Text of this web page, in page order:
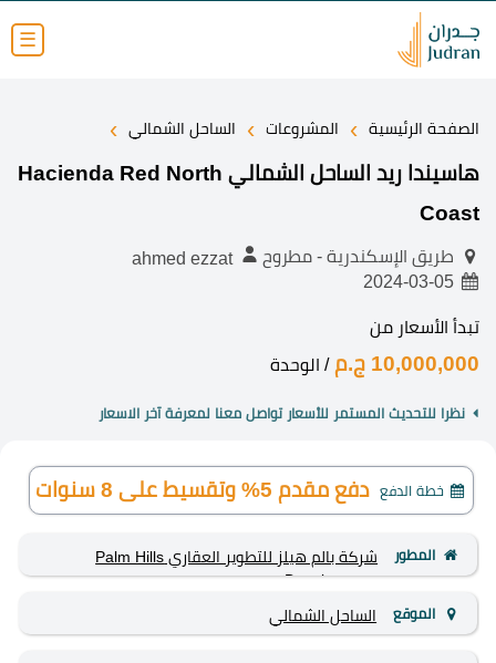
☰
الصفحة الرئيسية › المشروعات › الساحل الشمالي ›
هاسيندا ريد الساحل الشمالي Hacienda Red North
Coast
طريق الإسكندرية - مطروح
ahmed ezzat
2024-03-05
تبدأ الأسعار من
10,000,000 ج.م / الوحدة
نظرا للتحديث المستمر للأسعار تواصل معنا لمعرفة آخر الاسعار
خطة الدفع دفع مقدم 5% وتقسيط على 8 سنوات
المطور
شركة بالم هيلز للتطوير العقاري Palm Hills
Development
الموقع الساحل الشمالي